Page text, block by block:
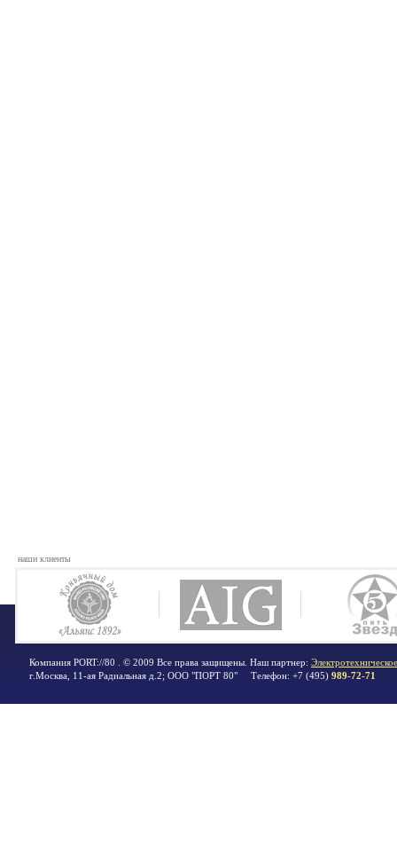
наши клиенты
Компания PORT://80 . © 2009 Все права защищены. Наш партнер:
г.Москва 11-ая Радиальная д.2; ООО "ПОРТ 80" Телефон: +7 (495) 989-72-71